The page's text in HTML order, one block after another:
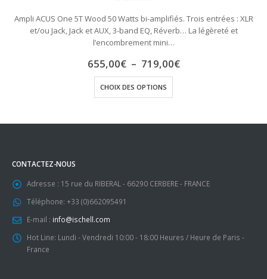
Ampli ACUS One 5T Wood 50 Watts bi-amplifiés. Trois entrées : XLR
et/ou Jack, Jack et AUX, 3-band EQ, Réverb… La légèreté et
l’encombrement mini…
655,00€ – 719,00€Plage
CHOIX DES OPTIONS
Ce produit a plusieurs variations. Les options peuvent être choisies sur la page du produit
CONTACTEZ-NOUS
Adresse : 15 rue du RIBERAL - 66290 CERBERE - FRANCE
Téléphone: +33 (0)662095491
E-mail : info@ischell.com
Hot Line: Lundi - Vendredi 10:00 - 18:00 Heures / Heure de Paris -
France